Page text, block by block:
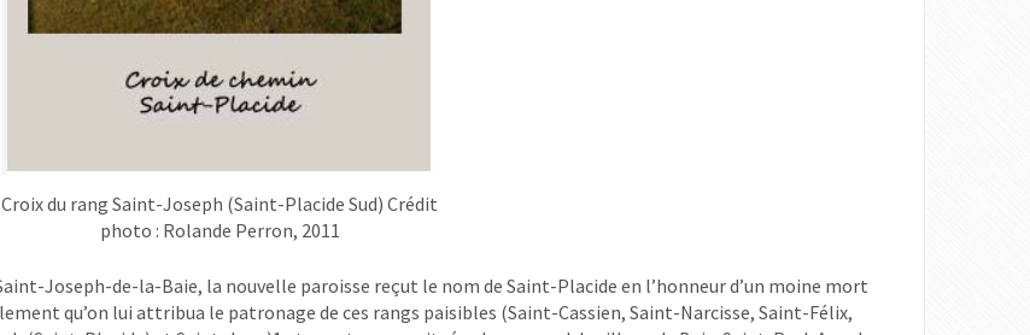
Croix du rang Saint-Joseph (Saint-Placide Sud) Crédit
photo : Rolande Perron, 2011
Joseph-de-la-Baie, la nouvelle paroisse reçut le nom de Saint-Placide en l’honneur d’un moine mort
qu’on lui attribua le patronage de ces rangs paisibles (Saint-Cassien, Saint-Narcisse, Saint-Félix,